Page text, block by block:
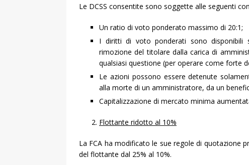
Le DCSS consentite sono soggette alle seguenti
Un ratio di voto ponderato massimo di 20:1;
I diritti di voto ponderati sono disponibili
rimozione del titolare dalla carica di
qualsiasi questione (per operare come forte
Le azioni possono essere detenute
alla morte di un amministratore, da un
Capitalizzazione di mercato minima
Flottante ridotto al 10%
La FCA ha modificato le sue regole di quotazione
del flottante dal 25% al 10%.